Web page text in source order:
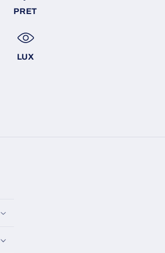
PRET
LUX